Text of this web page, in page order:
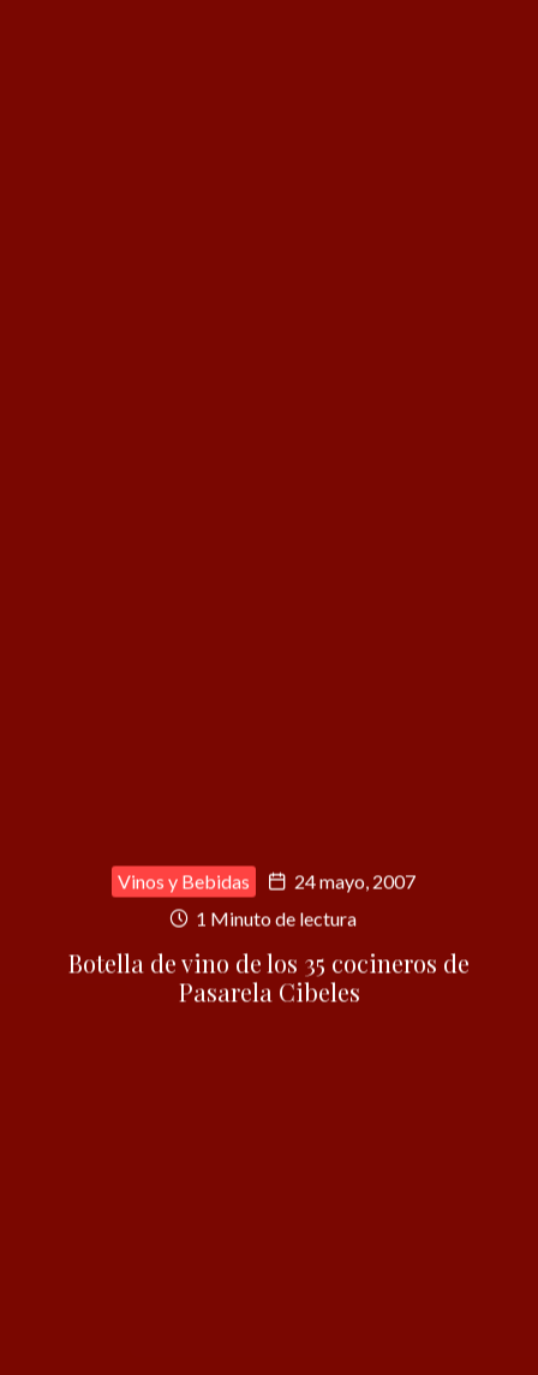
Vinos y Bebidas
24 mayo, 2007
1 Minuto de lectura
Botella de vino de los 35 cocineros de
Pasarela Cibeles